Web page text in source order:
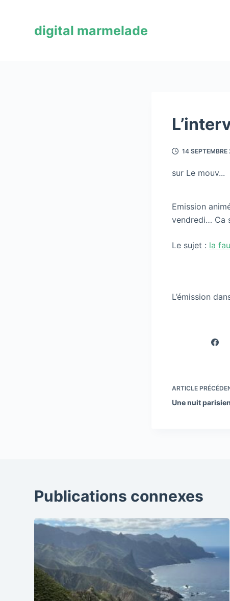
digital marmelade
14 SEPTEMBRE
sur Le mouv...
Emission
vendredi… Ca
Le sujet : la
L’émission
ARTICLE
Une nuit
Publications connexes